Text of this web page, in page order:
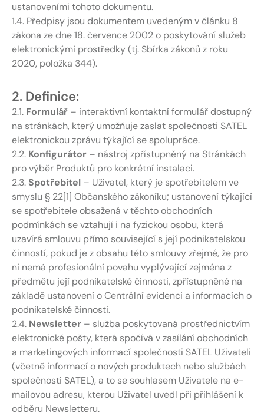
ustanoveními tohoto dokumentu.
1.4. Předpisy jsou dokumentem uvedeným v článku 8
zákona ze dne 18. července 2002 o poskytování služeb
elektronickými prostředky (tj. Sbírka zákonů z roku
2020, položka 344).
2. Definice:
2.1. Formulář – interaktivní kontaktní formulář dostupný
na stránkách, který umožňuje zaslat společnosti SATEL
elektronickou zprávu týkající se spolupráce.
2.2. Konfigurátor – nástroj zpřístupněný na Stránkách
pro výběr Produktů pro konkrétní instalaci.
2.3. Spotřebitel – Uživatel, který je spotřebitelem ve
smyslu § 22[1] Občanského zákoníku; ustanovení týkající
se spotřebitele obsažená v těchto obchodních
podmínkách se vztahují i na fyzickou osobu, která
uzavírá smlouvu přímo související s její podnikatelskou
činností, pokud je z obsahu této smlouvy zřejmé, že pro
ni nemá profesionální povahu vyplývající zejména z
předmětu její podnikatelské činnosti, zpřístupněné na
základě ustanovení o Centrální evidenci a informacích o
podnikatelské činnosti.
2.4. Newsletter – služba poskytovaná prostřednictvím
elektronické pošty, která spočívá v zasílání obchodních
a marketingových informací společnosti SATEL Uživateli
(včetně informací o nových produktech nebo službách
společnosti SATEL), a to se souhlasem Uživatele na e-
mailovou adresu, kterou Uživatel uvedl při přihlášení k
odběru Newsletteru.